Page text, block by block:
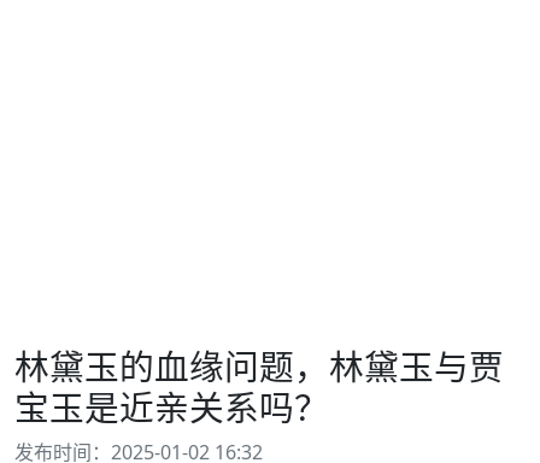
林黛玉的血缘问题，林黛玉与贾
宝玉是近亲关系吗？
发布时间：2025-01-02 16:32